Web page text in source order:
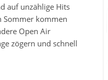
auf unzählige Hits
Sommer kommen
Open Air
zögern und schnell